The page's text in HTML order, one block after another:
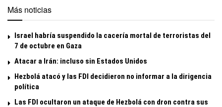
Más noticias
Israel habría suspendido la cacería mortal de terroristas del
7 de octubre en Gaza
Atacar a Irán: incluso sin Estados Unidos
Hezbolá atacó y las FDI decidieron no informar a la dirigencia
política
Las FDI ocultaron un ataque de Hezbolá con dron contra sus